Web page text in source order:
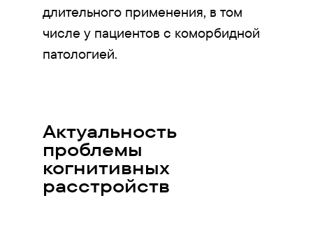
длительного применения, в том
числе у пациентов с коморбидной
патологией.
Актуальность
проблемы
когнитивных
расстройств